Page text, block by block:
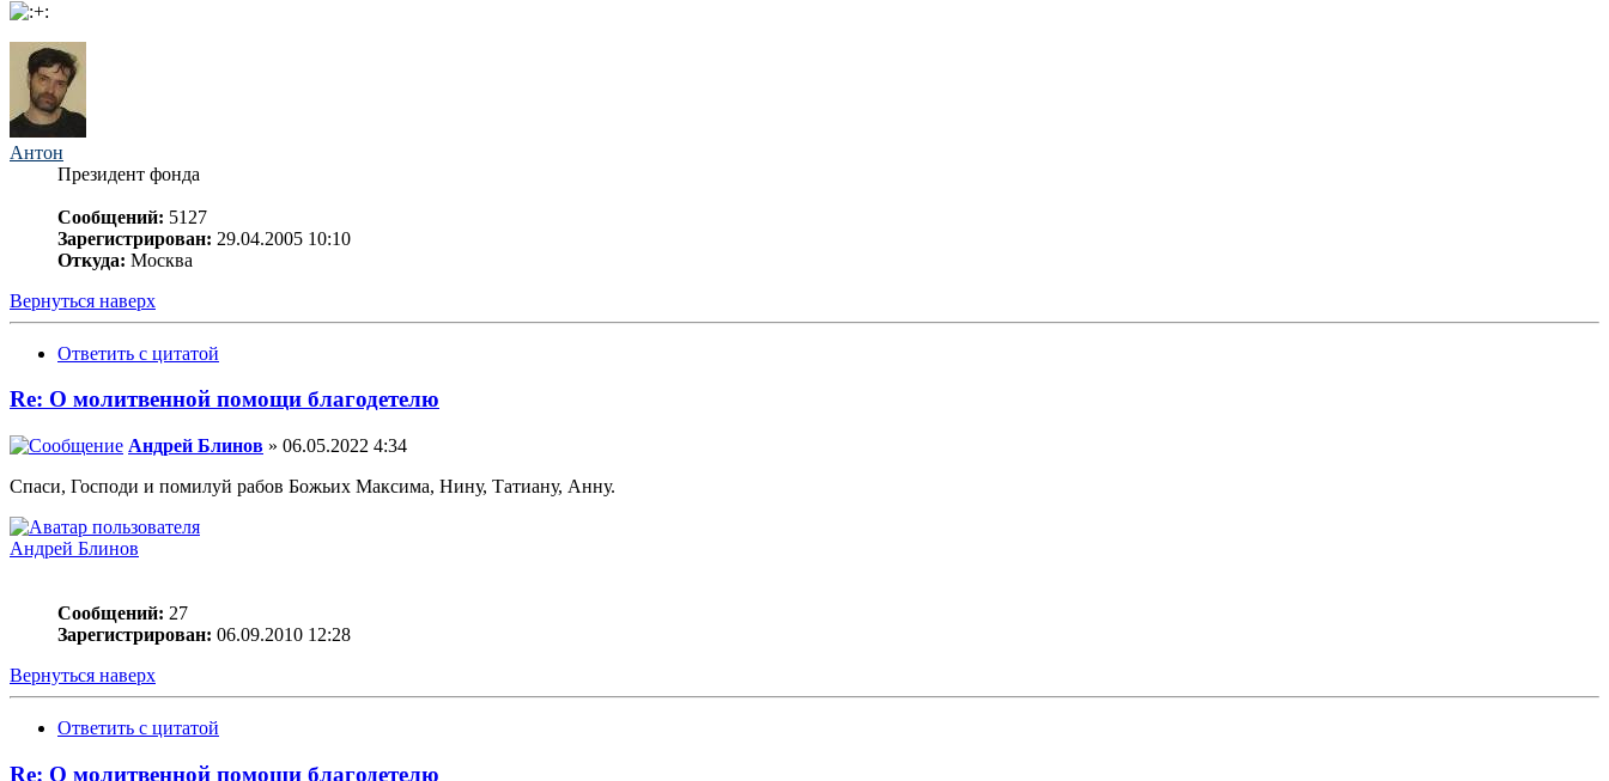
Антон
Президент фонда
Сообщений: 5127
Зарегистрирован: 29.04.2005 10:10
Откуда: Москва
Вернуться наверх
Ответить с цитатой
Re: О молитвенной помощи благодетелю
Андрей Блинов » 06.05.2022 4:34
Спаси, Господи и помилуй рабов Божьих Максима, Нину, Татиану, Анну.
Андрей Блинов
Сообщений: 27
Зарегистрирован: 06.09.2010 12:28
Вернуться наверх
Ответить с цитатой
Re: О молитвенной помощи благодетелю